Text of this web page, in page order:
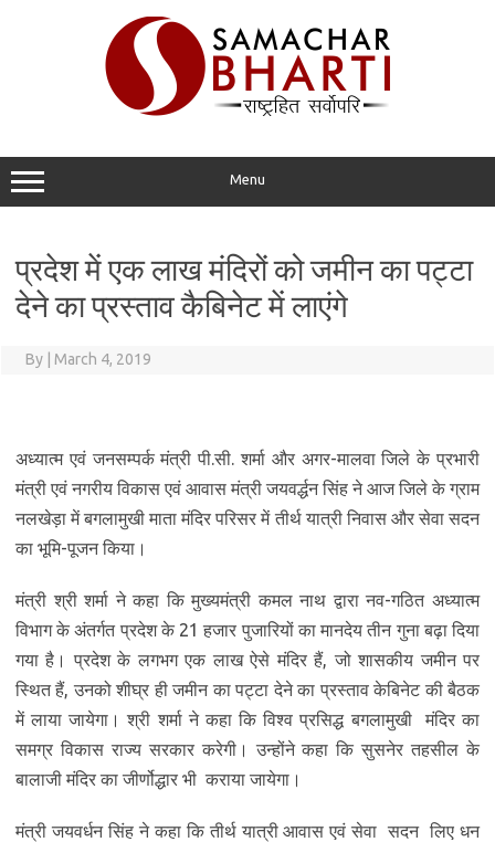
Menu
प्रदेश में एक लाख मंदिरों को जमीन का पट्टा
देने का प्रस्ताव कैबिनेट में लाएंगे
By March 4, 2019
अध्यात्म एवं जनसम्पर्क मंत्री पी.सी. शर्मा और अगर-मालवा जिले के प्रभारी
मंत्री एवं नगरीय विकास एवं आवास मंत्री जयवर्द्धन सिंह ने आज जिले के ग्राम
नलखेड़ा में बगलामुखी माता मंदिर परिसर में तीर्थ यात्री निवास और सेवा सदन
का भूमि-पूजन किया।
मंत्री श्री शर्मा ने कहा कि मुख्यमंत्री कमल नाथ द्वारा नव-गठित अध्यात्म
विभाग के अंतर्गत प्रदेश के 21 हजार पुजारियों का मानदेय तीन गुना बढ़ा दिया
गया है। प्रदेश के लगभग एक लाख ऐसे मंदिर हैं, जो शासकीय जमीन पर
स्थित हैं, उनको शीघ्र ही जमीन का पट्टा देने का प्रस्ताव केबिनेट की बैठक
में लाया जायेगा। श्री शर्मा ने कहा कि विश्व प्रसिद्ध बगलामुखी मंदिर का
समग्र विकास राज्य सरकार करेगी। उन्होंने कहा कि सुसनेर तहसील के
बालाजी मंदिर का जीर्णोद्धार भी कराया जायेगा।
मंत्री जयवर्धन सिंह ने कहा कि तीर्थ यात्री आवास एवं सेवा सदन लिए धन